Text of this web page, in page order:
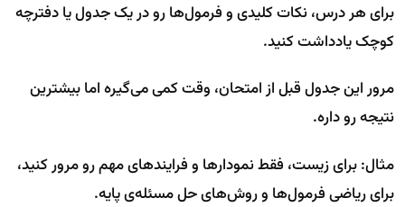
برای هر درس، نکات کلیدی و فرمول‌ها رو در یک جدول یا دفترچه
کوچک یادداشت کنید.
مرور این جدول قبل از امتحان، وقت کمی می‌گیره اما بیشترین
نتیجه رو داره.
مثال: برای زیست، فقط نمودارها و فرایندهای مهم رو مرور کنید،
برای ریاضی فرمول‌ها و روش‌های حل مسئله‌ی پایه.